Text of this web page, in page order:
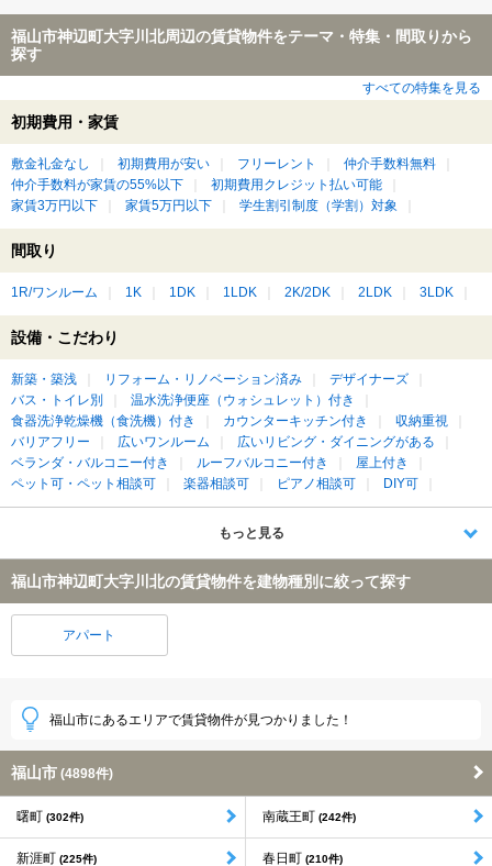
福山市神辺町大字川北周辺の賃貸物件をテーマ・特集・間取りから
探す
すべての特集を見る
初期費用・家賃
敷金礼金なし 初期費用が安い フリーレント
仲介手数料無料
仲介手数料が家賃の55%以下
初期費用クレジット払い可能
家賃3万円以下
家賃5万円以下 学生割引制度（学割）対象
間取り
1R/ワンルーム 1K 1DK 1LDK 2K/2DK 2LDK 3LDK
設備・こだわり
新築・築浅 リフォーム・リノベーション済み
デザイナーズ
バス・トイレ別
温水洗浄便座（ウォシュレット）付き
食器洗浄乾燥機（食洗機）付き
カウンターキッチン付き
収納重視
バリアフリー
広いワンルーム
広いリビング・ダイニングがある
ベランダ・バルコニー付き
ルーフバルコニー付き
屋上付き
ペット可・ペット相談可
楽器相談可 ピアノ相談可 DIY可
もっと見る
福山市神辺町大字川北の賃貸物件を建物種別に絞って探す
アパート
福山市にあるエリアで賃貸物件が見つかりました！
福山市 (4898件)
曙町 (302件) 南蔵王町 (242件)
新涯町 (225件) 春日町 (210件)